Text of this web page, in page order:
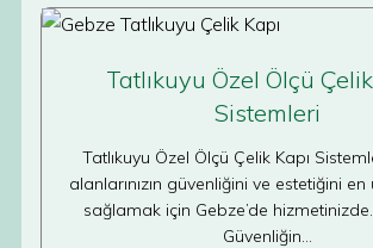
Tatlıkuyu Özel Ölçü Çelik
Sistemleri
Tatlıkuyu Özel Ölçü Çelik Kapı
alanlarınızın güvenliğini ve estetiğini
sağlamak için Gebze’de
Güvenliğin…